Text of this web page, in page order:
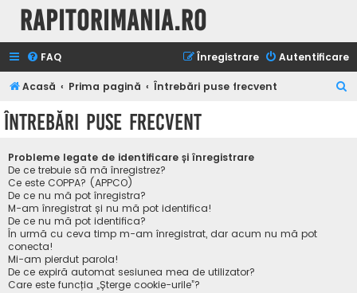
Rapitorimania.ro
FAQ Autentificare
Înregistrare
Acasă Prima pagină Întrebări puse frecvent
Întrebări puse frecvent
Probleme legate de identificare și înregistrare
De ce trebuie să mă înregistrez?
Ce este COPPA? (APPCO)
De ce nu mă pot înregistra?
M-am înregistrat și nu mă pot identifica!
De ce nu mă pot identifica?
În urmă cu ceva timp m-am înregistrat, dar acum nu mă pot
conecta!
Mi-am pierdut parola!
De ce expiră automat sesiunea mea de utilizator?
Care este funcția „Șterge cookie-urile”?